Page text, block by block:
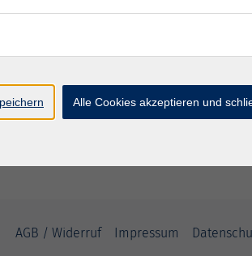
Sa.
AGB / Widerruf Impressum
Alle Cookies akzeptieren und